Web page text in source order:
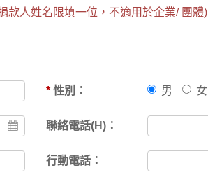
款人姓名限填一位，不適用於企業/ 團體)
* 性別： 男 女
聯絡電話(H)：
行動電話：